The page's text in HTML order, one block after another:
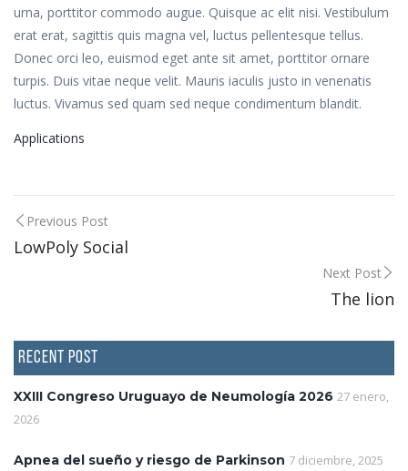
urna, porttitor commodo augue. Quisque ac elit nisi. Vestibulum
erat erat, sagittis quis magna vel, luctus pellentesque tellus.
Donec orci leo, euismod eget ante sit amet, porttitor ornare
turpis. Duis vitae neque velit. Mauris iaculis justo in venenatis
luctus. Vivamus sed quam sed neque condimentum blandit.
Applications
Post
navigation
Previous Post
LowPoly Social
Next Post
The lion
RECENT POST
XXIII Congreso Uruguayo de Neumología 2026 27 enero,
2026
Apnea del sueño y riesgo de Parkinson 7 diciembre, 2025